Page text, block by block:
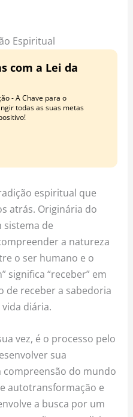
t
Espiritual
com a Lei da
- A Chave para o
todas as suas metas
espiritual que
atrás. Originária do
sistema de
a natureza
o ser humano e o
significa “receber” em
de receber a sabedoria
diária.
vez, é o processo pelo
sua
compreensão do mundo
autotransformação e
a busca por um